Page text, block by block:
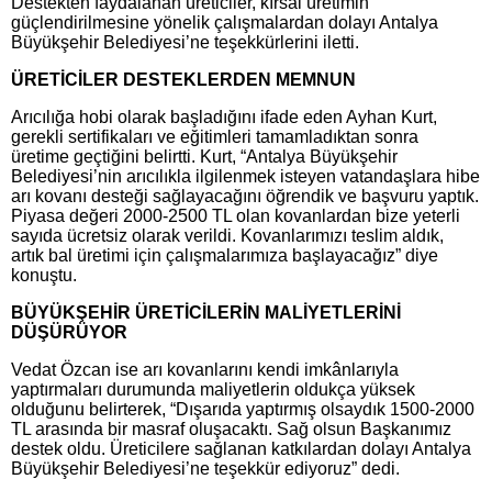
güçlendirilmesine yönelik çalışmalardan dolayı Antalya
Büyükşehir Belediyesi’ne teşekkürlerini iletti.
ÜRETİCİLER DESTEKLERDEN MEMNUN
Arıcılığa hobi olarak başladığını ifade eden Ayhan Kurt,
gerekli sertifikaları ve eğitimleri tamamladıktan sonra
üretime geçtiğini belirtti. Kurt, “Antalya Büyükşehir
Belediyesi’nin arıcılıkla ilgilenmek isteyen vatandaşlara hibe
arı kovanı desteği sağlayacağını öğrendik ve başvuru yaptık.
Piyasa değeri 2000-2500 TL olan kovanlardan bize yeterli
sayıda ücretsiz olarak verildi. Kovanlarımızı teslim aldık,
artık bal üretimi için çalışmalarımıza başlayacağız” diye
konuştu.
BÜYÜKŞEHİR ÜRETİCİLERİN MALİYETLERİNİ
DÜŞÜRÜYOR
Vedat Özcan ise arı kovanlarını kendi imkânlarıyla
yaptırmaları durumunda maliyetlerin oldukça yüksek
olduğunu belirterek, “Dışarıda yaptırmış olsaydık 1500-2000
TL arasında bir masraf oluşacaktı. Sağ olsun Başkanımız
destek oldu. Üreticilere sağlanan katkılardan dolayı Antalya
Büyükşehir Belediyesi’ne teşekkür ediyoruz” dedi.